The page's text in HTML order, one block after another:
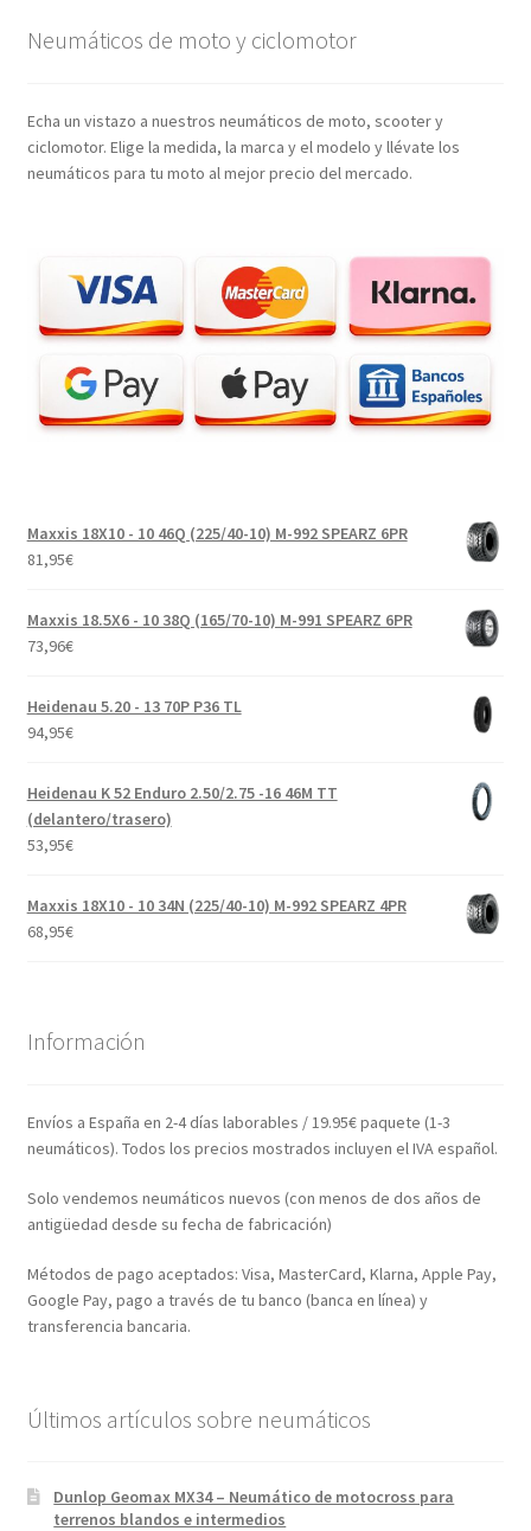
Neumáticos de moto y ciclomotor
Echa un vistazo a nuestros neumáticos de moto, scooter y
ciclomotor. Elige la medida, la marca y el modelo y llévate los
neumáticos para tu moto al mejor precio del mercado.
Maxxis 18X10 - 10 46Q (225/40-10) M-992 SPEARZ 6PR
81,95€
Maxxis 18.5X6 - 10 38Q (165/70-10) M-991 SPEARZ 6PR
73,96€
Heidenau 5.20 - 13 70P P36 TL
94,95€
Heidenau K 52 Enduro 2.50/2.75 -16 46M TT
(delantero/trasero)
53,95€
Maxxis 18X10 - 10 34N (225/40-10) M-992 SPEARZ 4PR
68,95€
Información
Envíos a España en 2-4 días laborables / 19.95€ paquete (1-3
neumáticos). Todos los precios mostrados incluyen el IVA español.
Solo vendemos neumáticos nuevos (con menos de dos años de
antigüedad desde su fecha de fabricación)
Métodos de pago aceptados: Visa, MasterCard, Klarna, Apple Pay,
Google Pay, pago a través de tu banco (banca en línea) y
transferencia bancaria.
Últimos artículos sobre neumáticos
Dunlop Geomax MX34 – Neumático de motocross para
terrenos blandos e intermedios